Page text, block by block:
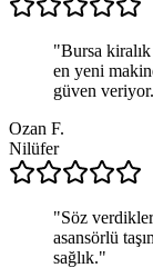
"Bursa kiralık
en yeni
güven veriyor.
Ozan F.
Nilüfer
"Söz
asansörlü
sağlık."